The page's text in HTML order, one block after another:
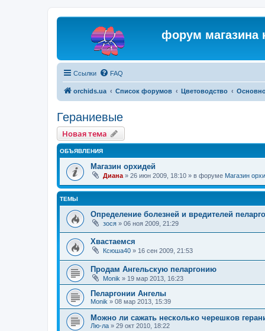
форум магазина
Ссылки FAQ
orchids.ua Список форумов Цветоводство
Гераниевые
Новая тема
ОБЪЯВЛЕНИЯ
Магазин орхидей
Диана » 26 июн 2009, 18:10 » в форуме Магазин
ТЕМЫ
Определение болезней и вредителей
зося » 06 ноя 2009, 21:29
Хвастаемся
Ксюша40 » 16 сен 2009, 21:53
Продам Ангельскую пеларгонию
Monik » 19 мар 2013, 16:23
Пеларгонии Ангелы
Monik » 08 мар 2013, 15:39
Можно ли сажать несколько черешков
Лю-ла » 29 окт 2010, 18:22